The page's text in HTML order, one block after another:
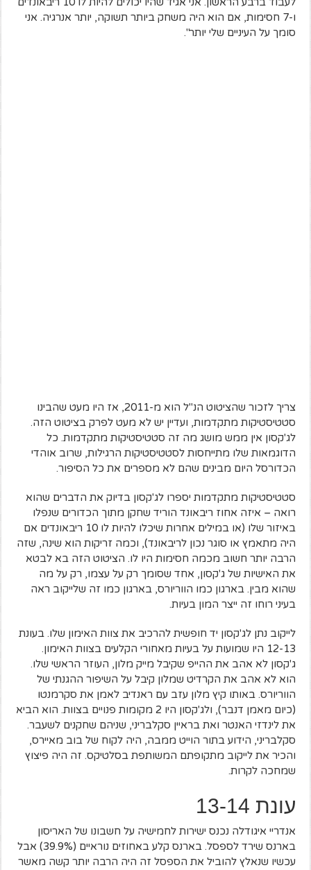
ו-7 חסימות, אם הוא היה משחק ביותר תשוקה, יותר אנרגיה. אני
סומך על העיניים שלי יותר".
צריך לזכור שהציטוט הנ"ל הוא מ-2011, אז היו מעט שהבינו
סטטיסטיקות מתקדמות, ועדיין יש לא מעט לפרק בציטוט הזה.
לג'קסון אין ממש מושג מה זה סטטיסטיקות מתקדמות. כל
הדוגמאות שלו מתייחסות לסטטיסטיקות הרגילות, שרוב אוהדי
הכדורסל היום מבינים שהם לא מספרים את כל הסיפור.
סטטיסטיקות מתקדמות יספרו לג'קסון בדיוק את הדברים שהוא
רואה – איזה אחוז ריבאונד הוריד שחקן מתוך הכדורים שנפלו
באיזור שלו (או במילים אחרות שיכלו להיות לו 10 ריבאונדים אם
היה מתאמץ או סוגר נכון לריבאונד), וכמה זריקות הוא שינה, שזה
הרבה יותר חשוב מכמה חסימות היו לו. הציטוט הזה בא לבטא
את האישיות של ג'קסון, אחד שסומך רק על עצמו, רק על מה
שהוא מבין. בארגון כמו הווריורס, בארגון כמו זה שלייקוב ראה
בעיני רוחו זה ייצר המון בעיות.
לייקוב נתן לג'קסון יד חופשית להרכיב את צוות האימון שלו. בעונת
12-13 היו שמועות על בעיות מאחורי הקלעים בצוות האימון.
ג'קסון לא אהב את ההייפ שקיבל מייק מלון, העוזר הראשי שלו.
הוא לא אהב את הקרדיט שמלון קיבל על השיפור ההגנתי של
הווריורס. באותו קיץ מלון עזב עם ראנדיב לאמן את סקרמנטו
(כיום מאמן דנבר), ולג'קסון היו 2 מקומות פנויים בצוות. הוא הביא
את לינדזי האנטר ואת בראיין סקלבריני, שניהם שחקנים לשעבר.
סקלבריני, הידוע בתור הוייט ממבה, היה לקוח של בוב מאיירס,
והכיר את לייקוב מתקופתם המשותפת בסלטיקס. זה היה פיצוץ
שמחכה לקרות.
עונת 13-14
אנדריי איגודלה נכנס ישירות לחמישיה על חשבונו של האריסון
בארנס שירד לספסל. בארנס קלע באחוזים נוראיים (39.9%) אבל
עכשיו שנאלץ להוביל את הספסל זה היה הרבה יותר קשה מאשר